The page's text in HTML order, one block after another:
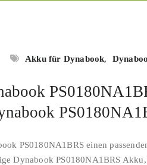
Akku für Dynabook,
PS0180NA1BRS einen
Dynabook PS0180NA1BRS